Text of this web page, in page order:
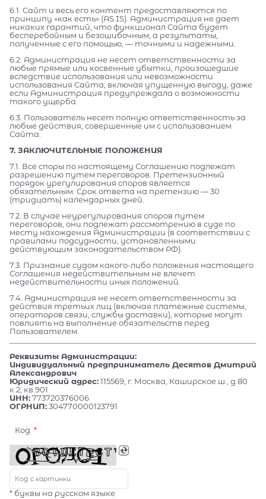
6.1. Сайт и весь его контент предоставляются по
принципу «как есть» (AS IS). Администрация не дает
никаких гарантий, что функционал Сайта будет
бесперебойным и безошибочным, а результаты,
полученные с его помощью, — точными и надежными.
6.2. Администрация не несет ответственности за
любые прямые или косвенные убытки, произошедшие
вследствие использования или невозможности
использования Сайта, включая упущенную выгоду, даже
если Администрация предупреждала о возможности
такого ущерба.
6.3. Пользователь несет полную ответственность за
любые действия, совершенные им с использованием
Сайта.
7. ЗАКЛЮЧИТЕЛЬНЫЕ ПОЛОЖЕНИЯ
7.1. Все споры по настоящему Соглашению подлежат
разрешению путем переговоров. Претензионный
порядок урегулирования споров является
обязательным. Срок ответа на претензию — 30
(тридцать) календарных дней.
7.2. В случае неурегулирования споров путем
переговоров, они подлежат рассмотрению в суде по
месту нахождения Администрации (в соответствии с
правилами подсудности, установленными
действующим законодательством РФ).
7.3. Признание судом какого-либо положения настоящего
Соглашения недействительным не влечет
недействительности иных положений.
7.4. Администрация не несет ответственности за
действия третьих лиц (включая платежные системы,
операторов связи, службы доставки), которые могут
повлиять на выполнение обязательств перед
Пользователем.
Реквизиты Администрации:
Индивидуальный предприниматель Десятов Дмитрий
Александрович
Юридический адрес:115569, г. Москва, Каширское ш., д.80
к.2, кв.901
ИНН:773720376006
ОГРНИП:304770000123791
Код
* буквы на русском языке